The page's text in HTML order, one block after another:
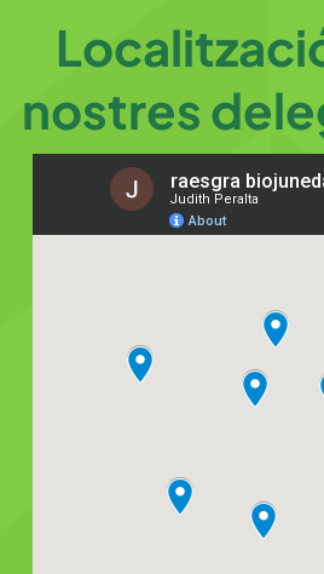
nostres